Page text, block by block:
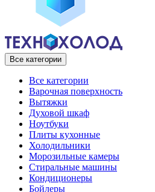
Все категории
Все категории
Варочная поверхность
Вытяжки
Духовой шкаф
Ноутбуки
Плиты кухонные
Холодильники
Морозильные камеры
Стиральные машины
Кондиционеры
Бойлеры